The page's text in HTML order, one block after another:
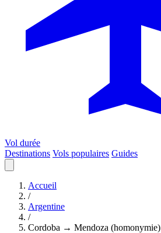
Vol durée
Destinations Vols populaires Guides
Accueil
/
Argentine
/
Cordoba → Mendoza (homonymie)